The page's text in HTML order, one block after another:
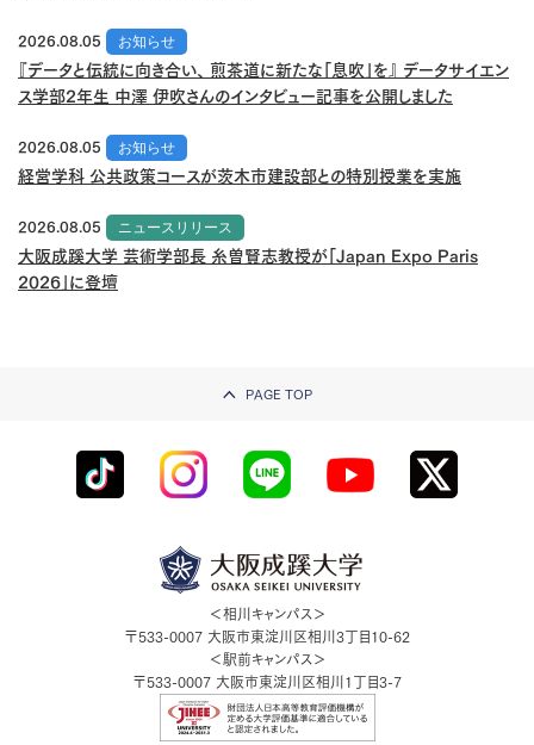
2026.08.05
お知らせ
『データと伝統に向き合い、 煎茶道に新たな「息吹」を』 データサイエン
ス学部2年生 中澤 伊吹さんのインタビュー記事を公開しました
2026.08.05
お知らせ
経営学科 公共政策コースが茨木市建設部との特別授業を実施
2026.08.05
ニュースリリース
大阪成蹊大学 芸術学部長 糸曽賢志教授が「Japan Expo Paris
2026」に登壇
PAGE TOP
＜相川キャンパス＞
〒533-0007 大阪市東淀川区相川3丁目10-62
＜駅前キャンパス＞
〒533-0007 大阪市東淀川区相川1丁目3-7